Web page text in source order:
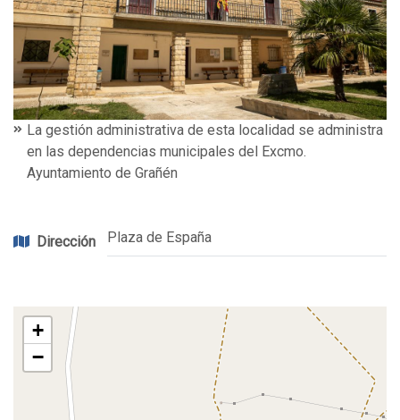
La gestión administrativa de esta localidad se administra
en las dependencias municipales del Excmo.
Ayuntamiento de Grañén
Dirección Plaza de España
+
−